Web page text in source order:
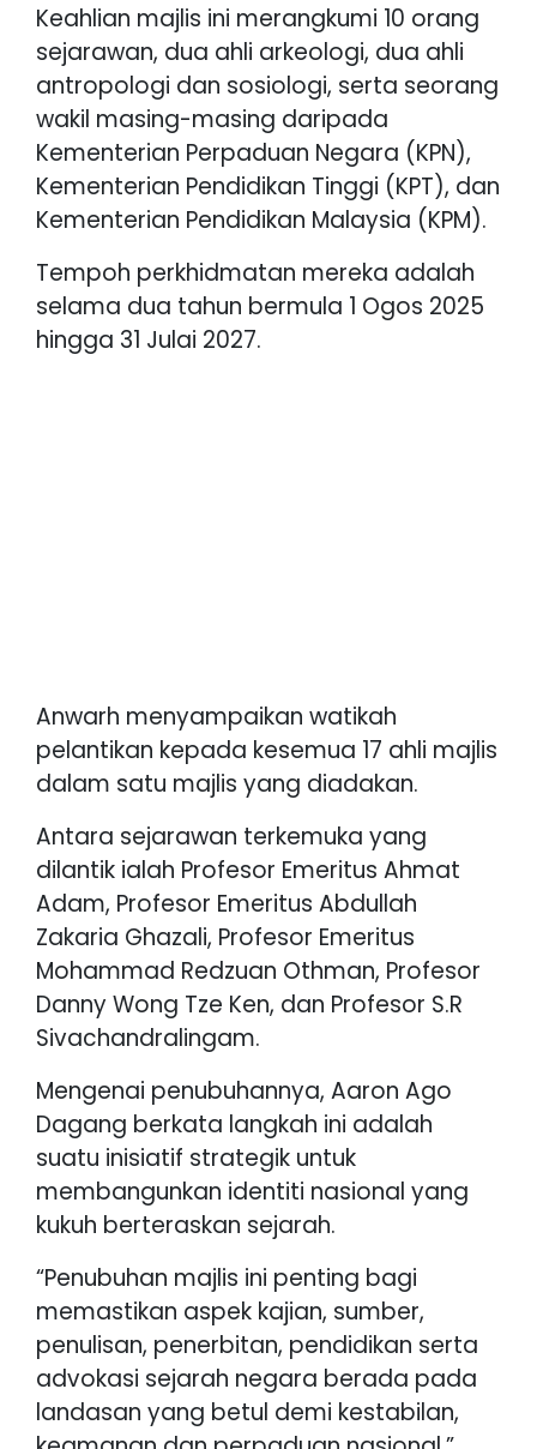
Keahlian majlis ini merangkumi 10 orang
sejarawan, dua ahli arkeologi, dua ahli
antropologi dan sosiologi, serta seorang
wakil masing-masing daripada
Kementerian Perpaduan Negara (KPN),
Kementerian Pendidikan Tinggi (KPT), dan
Kementerian Pendidikan Malaysia (KPM).
Tempoh perkhidmatan mereka adalah
selama dua tahun bermula 1 Ogos 2025
hingga 31 Julai 2027.
Anwarh menyampaikan watikah
pelantikan kepada kesemua 17 ahli majlis
dalam satu majlis yang diadakan.
Antara sejarawan terkemuka yang
dilantik ialah Profesor Emeritus Ahmat
Adam, Profesor Emeritus Abdullah
Zakaria Ghazali, Profesor Emeritus
Mohammad Redzuan Othman, Profesor
Danny Wong Tze Ken, dan Profesor S.R
Sivachandralingam.
Mengenai penubuhannya, Aaron Ago
Dagang berkata langkah ini adalah
suatu inisiatif strategik untuk
membangunkan identiti nasional yang
kukuh berteraskan sejarah.
“Penubuhan majlis ini penting bagi
memastikan aspek kajian, sumber,
penulisan, penerbitan, pendidikan serta
advokasi sejarah negara berada pada
landasan yang betul demi kestabilan,